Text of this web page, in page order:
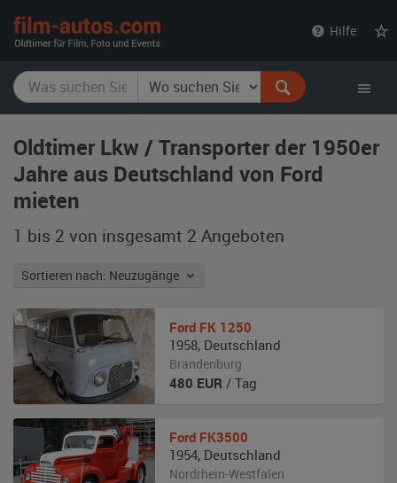
Hilfe
Oldtimer Lkw / Transporter der 1950er
Jahre aus Deutschland von Ford
mieten
1 bis 2 von insgesamt 2 Angeboten
Sortieren nach: Neuzugänge
Ford FK 1250
1958, Deutschland
Brandenburg
480 EUR / Tag
Ford FK3500
1954, Deutschland
Nordrhein-Westfalen